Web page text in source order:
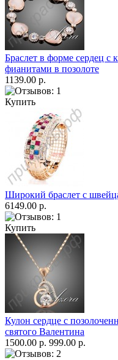
Браслет в форме сердец
фианитами в позолоте
1139.00 р.
Купить
Широкий браслет с
6149.00 р.
Купить
Кулон сердце с
святого Валентина
1500.00 р. 999.00 р.